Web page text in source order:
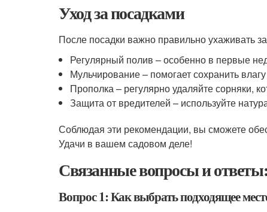
Уход за посадками
После посадки важно правильно ухаживать
Регулярный полив – особенно в первые
Мульчирование – помогает сохранить
Прополка – регулярно удаляйте сорняки,
Защита от вредителей – используйте
Соблюдая эти рекомендации, вы сможете
Удачи в вашем садовом деле!
Связанные вопросы и ответы:
Вопрос 1: Как выбрать подходящее